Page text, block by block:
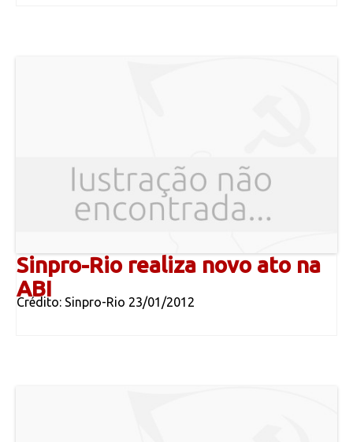
Sinpro-Rio realiza novo ato na
ABI
Crédito: Sinpro-Rio 23/01/2012